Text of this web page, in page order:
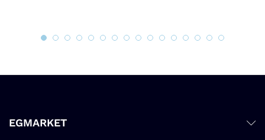
EGMARKET